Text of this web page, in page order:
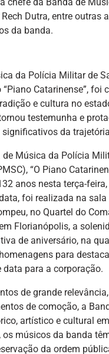
Dutra, entre outras
da banda.
da Polícia Militar de
Catarinense”, foi
e cultura no
testemunha e
da
de grande
de comoção, a
artístico e cultural
músicos da banda
da ordem